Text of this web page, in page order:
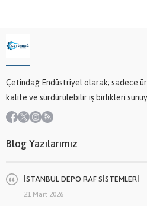
Çetindağ Endüstriyel olarak; sadece
kalite ve sürdürülebilir iş birlikleri
Blog Yazılarımız
İSTANBUL DEPO RAF SİSTEMLERİ
21 Mart 2026